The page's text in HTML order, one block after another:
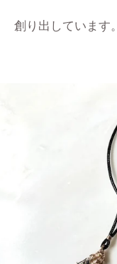
創り出しています。